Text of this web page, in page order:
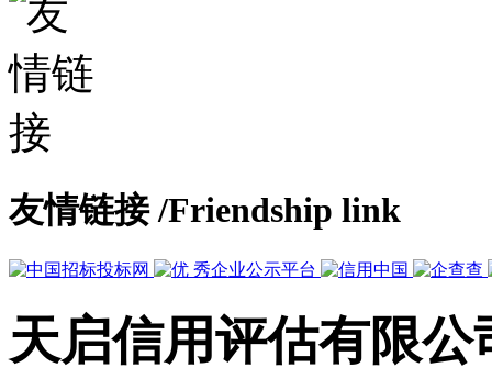
友情链接/Friendship link
天启信用评估有限公